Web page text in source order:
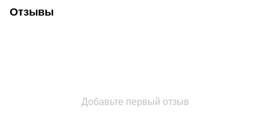
Отзывы
Добавьте первый отзыв